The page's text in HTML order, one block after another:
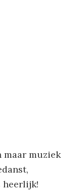
maar muziek
heerlijk!